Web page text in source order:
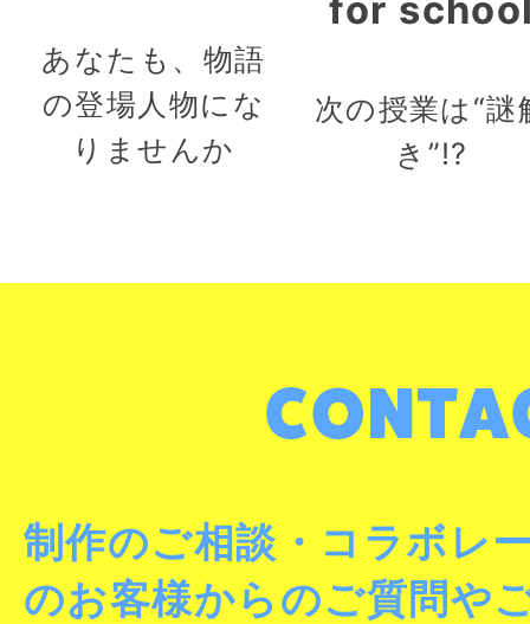
あなたも、物語
の登場人物にな
りませんか
for
次の授業は“謎
き”!?
制作のご相談・コラボレ
のお客様からのご質問や